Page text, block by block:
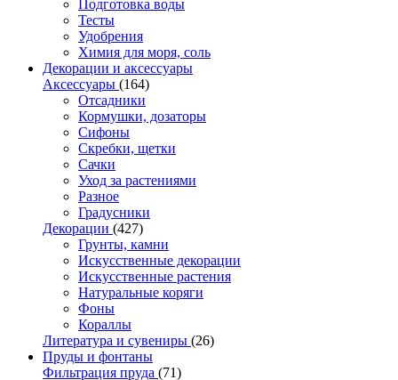
Подготовка воды
Тесты
Удобрения
Химия для моря, соль
Декорации и аксессуары
Аксессуары (164)
Отсадники
Кормушки, дозаторы
Сифоны
Скребки, щетки
Сачки
Уход за растениями
Разное
Градусники
Декорации (427)
Грунты, камни
Искусственные декорации
Искусственные растения
Натуральные коряги
Фоны
Кораллы
Литература и сувениры (26)
Пруды и фонтаны
Фильтрация пруда (71)